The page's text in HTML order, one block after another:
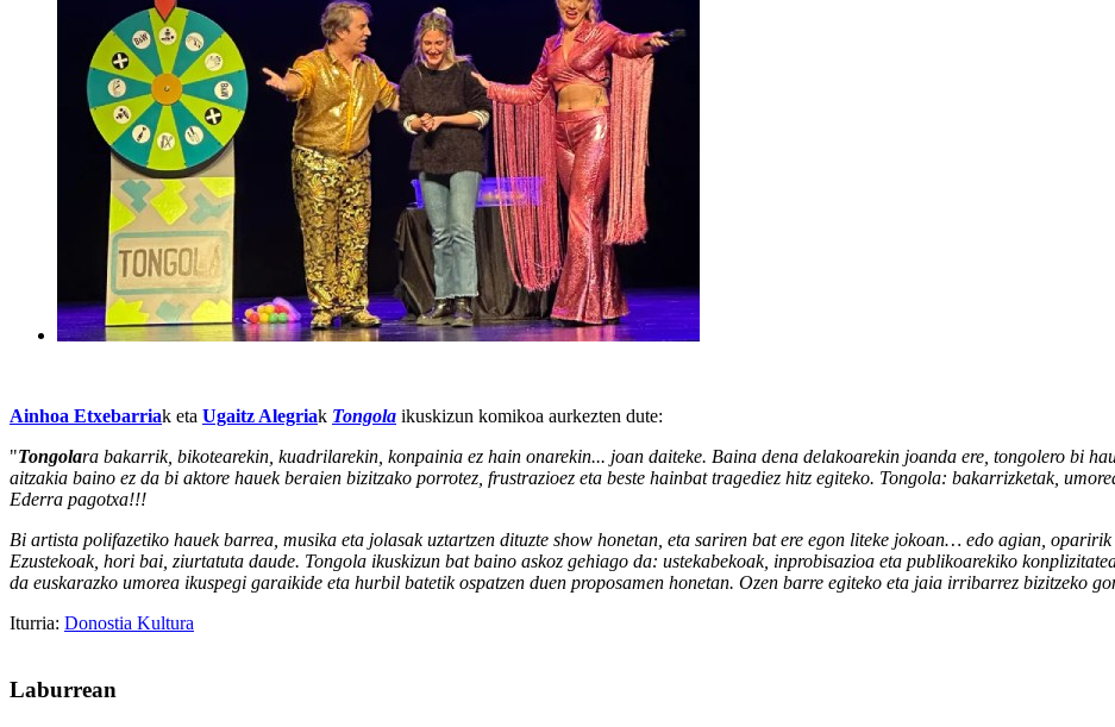
Ainhoa Etxebarriak eta Ugaitz Alegriak Tongola ikuskizun komikoa aurkezten dute:
"Tongolara bakarrik, bikotearekin, kuadrilarekin, konpainia ez hain onarekin... joan daiteke. Baina dena delakoarekin joanda ere, tongolero bi
aitzakia baino ez da bi aktore hauek beraien bizitzako porrotez, frustrazioez eta beste hainbat tragediez hitz egiteko. Tongola: bakarrizketak,
Ederra pagotxa!!!
Bi artista polifazetiko hauek barrea, musika eta jolasak uztartzen dituzte show honetan, eta sariren bat ere egon liteke jokoan… edo agian,
Ezustekoak, hori bai, ziurtatuta daude. Tongola ikuskizun bat baino askoz gehiago da: ustekabekoak, inprobisazioa eta publikoarekiko
da euskarazko umorea ikuspegi garaikide eta hurbil batetik ospatzen duen proposamen honetan. Ozen barre egiteko eta jaia irribarrez bizitzeko
Iturria: Donostia Kultura
Laburrean